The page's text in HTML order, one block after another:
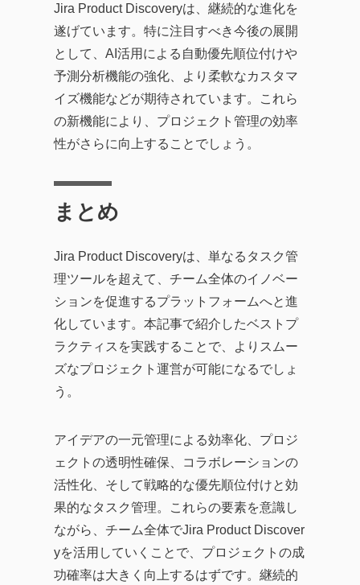
Jira Product Discoveryは、継続的な進化を
遂げています。特に注目すべき今後の展開
として、AI活用による自動優先順位付けや
予測分析機能の強化、より柔軟なカスタマ
イズ機能などが期待されています。これら
の新機能により、プロジェクト管理の効率
性がさらに向上することでしょう。
まとめ
Jira Product Discoveryは、単なるタスク管
理ツールを超えて、チーム全体のイノベー
ションを促進するプラットフォームへと進
化しています。本記事で紹介したベストプ
ラクティスを実践することで、よりスムー
ズなプロジェクト運営が可能になるでしょ
う。
アイデアの一元管理による効率化、プロジ
ェクトの透明性確保、コラボレーションの
活性化、そして戦略的な優先順位付けと効
果的なタスク管理。これらの要素を意識し
ながら、チーム全体でJira Product Discover
yを活用していくことで、プロジェクトの成
功確率は大きく向上するはずです。継続的